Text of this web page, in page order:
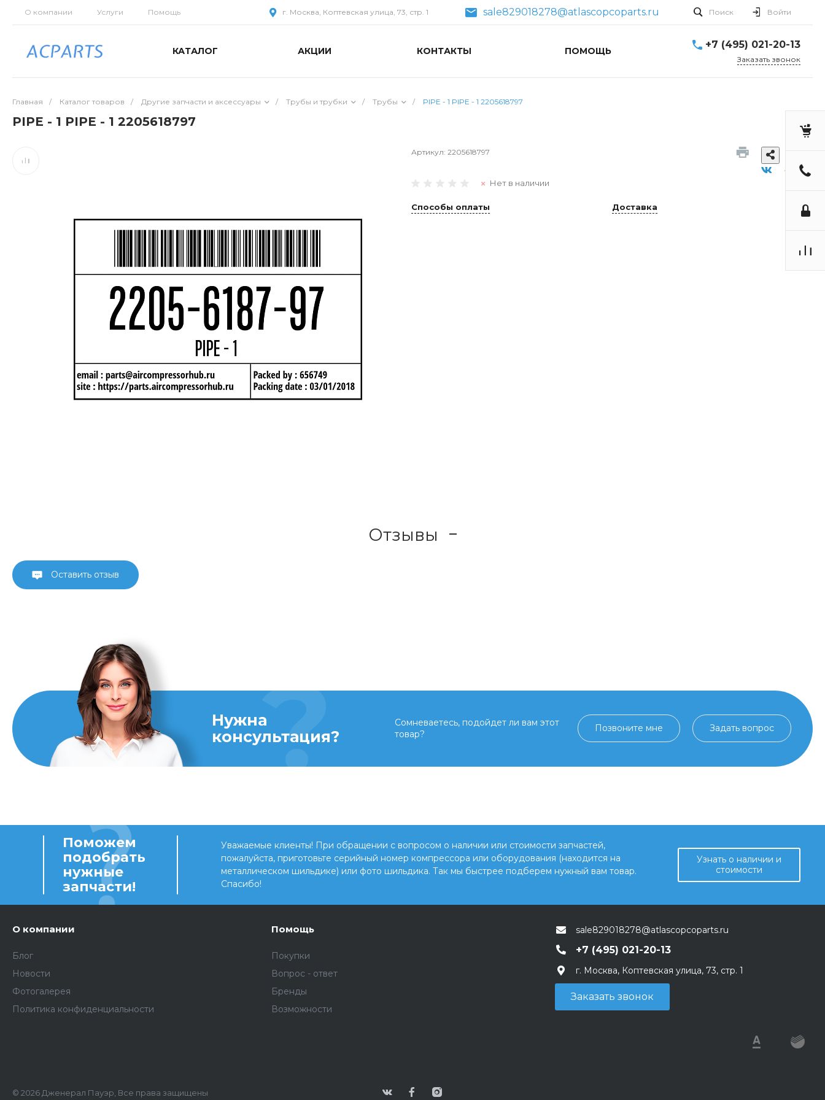
О компании Услуги Помощь г. Москва, Коптевская улица, 73, стр. 1 sale829018278@atlascopcoparts.ru Поиск Войти
КАТАЛОГ АКЦИИ КОНТАКТЫ ПОМОЩЬ
+7 (495) 021-20-13
Заказать звонок
Главная / Каталог товаров / Другие запчасти и аксессуары / Трубы и трубки / Трубы / PIPE - 1 PIPE - 1 2205618797
PIPE - 1 PIPE - 1 2205618797
Артикул: 2205618797
Нет в наличии
Способы оплаты Доставка
Отзывы
Оставить отзыв
Нужна
консультация?
Сомневаетесь, подойдет ли вам этот
товар?
Позвоните мне Задать вопрос
Поможем
подобрать
нужные
запчасти!
Уважаемые клиенты! При обращении с вопросом о наличии или стоимости запчастей,
пожалуйста, приготовьте серийный номер компрессора или оборудования (находится на
металлическом шильдике) или фото шильдика. Так мы быстрее подберем нужный вам товар.
Спасибо!
Узнать о наличии и
стоимости
О компании
Блог
Новости
Фотогалерея
Политика конфиденциальности
Помощь
Покупки
Вопрос - ответ
Бренды
Возможности
sale829018278@atlascopcoparts.ru
+7 (495) 021-20-13
г. Москва, Коптевская улица, 73, стр. 1
Заказать звонок
© 2026 Дженерал Пауэр, Все права защищены